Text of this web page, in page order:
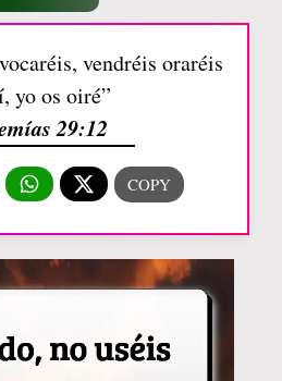
vendréis oraréis
yo os oiré”
29:12